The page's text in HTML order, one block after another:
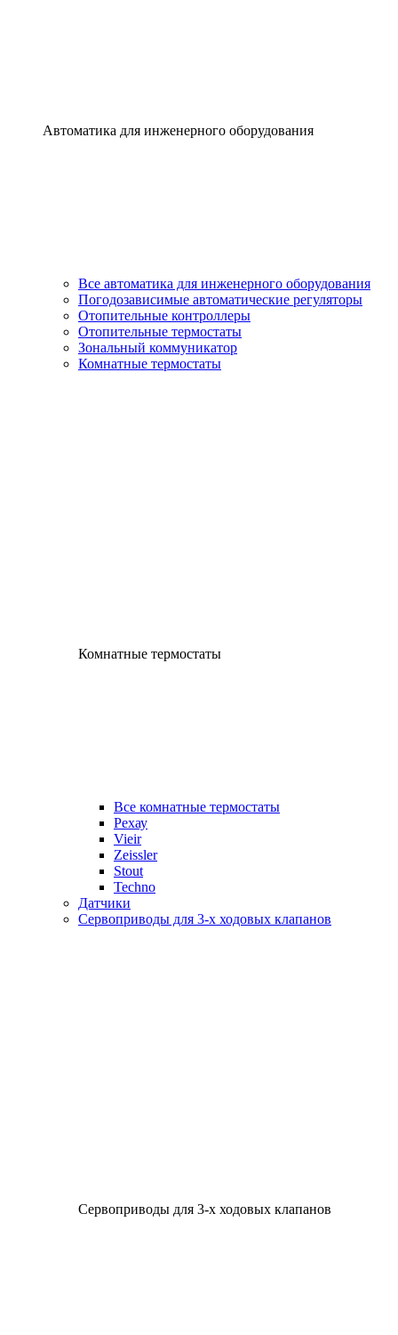
Автоматика для инженерного оборудования
Все автоматика для инженерного оборудования
Погодозависимые автоматические регуляторы
Отопительные контроллеры
Отопительные термостаты
Зональный коммуникатор
Комнатные термостаты
Комнатные термостаты
Все комнатные термостаты
Рехау
Vieir
Zeissler
Stout
Techno
Датчики
Сервоприводы для 3-х ходовых клапанов
Сервоприводы для 3-х ходовых клапанов